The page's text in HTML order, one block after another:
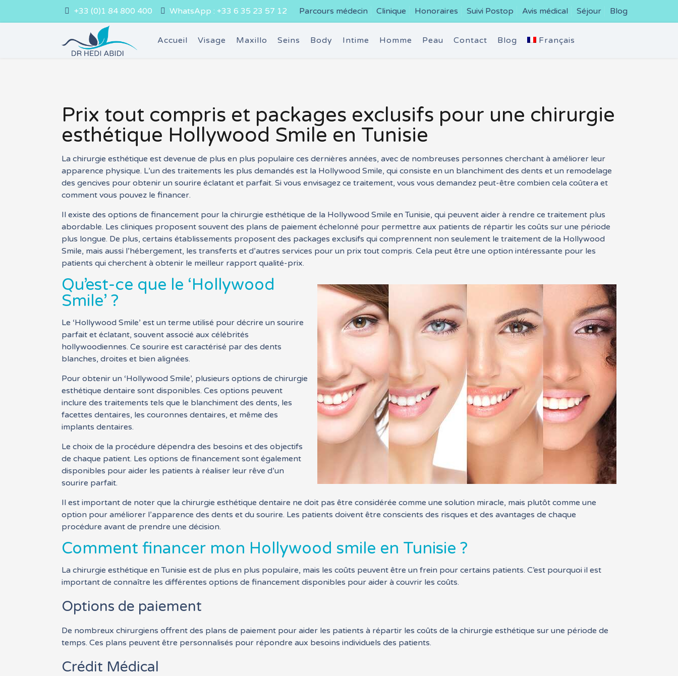
+33 (0)1 84 800 400 WhatsApp : +33 6 35 23 57 12 Parcours médecin Clinique Honoraires Suivi Postop Avis médical Séjour Blog
Accueil Visage Maxillo Seins Body Intime Homme Peau Contact Blog Français
Prix tout compris et packages exclusifs pour une chirurgie
esthétique Hollywood Smile en Tunisie
La chirurgie esthétique est devenue de plus en plus populaire ces dernières années, avec de nombreuses personnes cherchant à améliorer leur
apparence physique. L’un des traitements les plus demandés est la Hollywood Smile, qui consiste en un blanchiment des dents et un remodelage
des gencives pour obtenir un sourire éclatant et parfait. Si vous envisagez ce traitement, vous vous demandez peut-être combien cela coûtera et
comment vous pouvez le financer.
Il existe des options de financement pour la chirurgie esthétique de la Hollywood Smile en Tunisie, qui peuvent aider à rendre ce traitement plus
abordable. Les cliniques proposent souvent des plans de paiement échelonné pour permettre aux patients de répartir les coûts sur une période
plus longue. De plus, certains établissements proposent des packages exclusifs qui comprennent non seulement le traitement de la Hollywood
Smile, mais aussi l’hébergement, les transferts et d’autres services pour un prix tout compris. Cela peut être une option intéressante pour les
patients qui cherchent à obtenir le meilleur rapport qualité-prix.
Qu’est-ce que le ‘Hollywood
Smile’ ?
Le ‘Hollywood Smile’ est un terme utilisé pour décrire un sourire
parfait et éclatant, souvent associé aux célébrités
hollywoodiennes. Ce sourire est caractérisé par des dents
blanches, droites et bien alignées.
Pour obtenir un ‘Hollywood Smile’, plusieurs options de chirurgie
esthétique dentaire sont disponibles. Ces options peuvent
inclure des traitements tels que le blanchiment des dents, les
facettes dentaires, les couronnes dentaires, et même des
implants dentaires.
Le choix de la procédure dépendra des besoins et des objectifs
de chaque patient. Les options de financement sont également
disponibles pour aider les patients à réaliser leur rêve d’un
sourire parfait.
Il est important de noter que la chirurgie esthétique dentaire ne doit pas être considérée comme une solution miracle, mais plutôt comme une
option pour améliorer l’apparence des dents et du sourire. Les patients doivent être conscients des risques et des avantages de chaque
procédure avant de prendre une décision.
Comment financer mon Hollywood smile en Tunisie ?
La chirurgie esthétique en Tunisie est de plus en plus populaire, mais les coûts peuvent être un frein pour certains patients. C’est pourquoi il est
important de connaître les différentes options de financement disponibles pour aider à couvrir les coûts.
Options de paiement
De nombreux chirurgiens offrent des plans de paiement pour aider les patients à répartir les coûts de la chirurgie esthétique sur une période de
temps. Ces plans peuvent être personnalisés pour répondre aux besoins individuels des patients.
Crédit Médical